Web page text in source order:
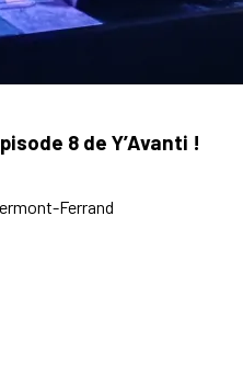
8 de Y’Avanti !
Ferrand